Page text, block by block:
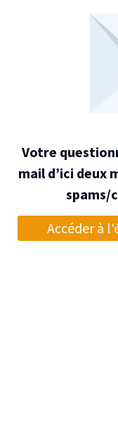
Votre
mail d’ici deux
spams/
Accéder à